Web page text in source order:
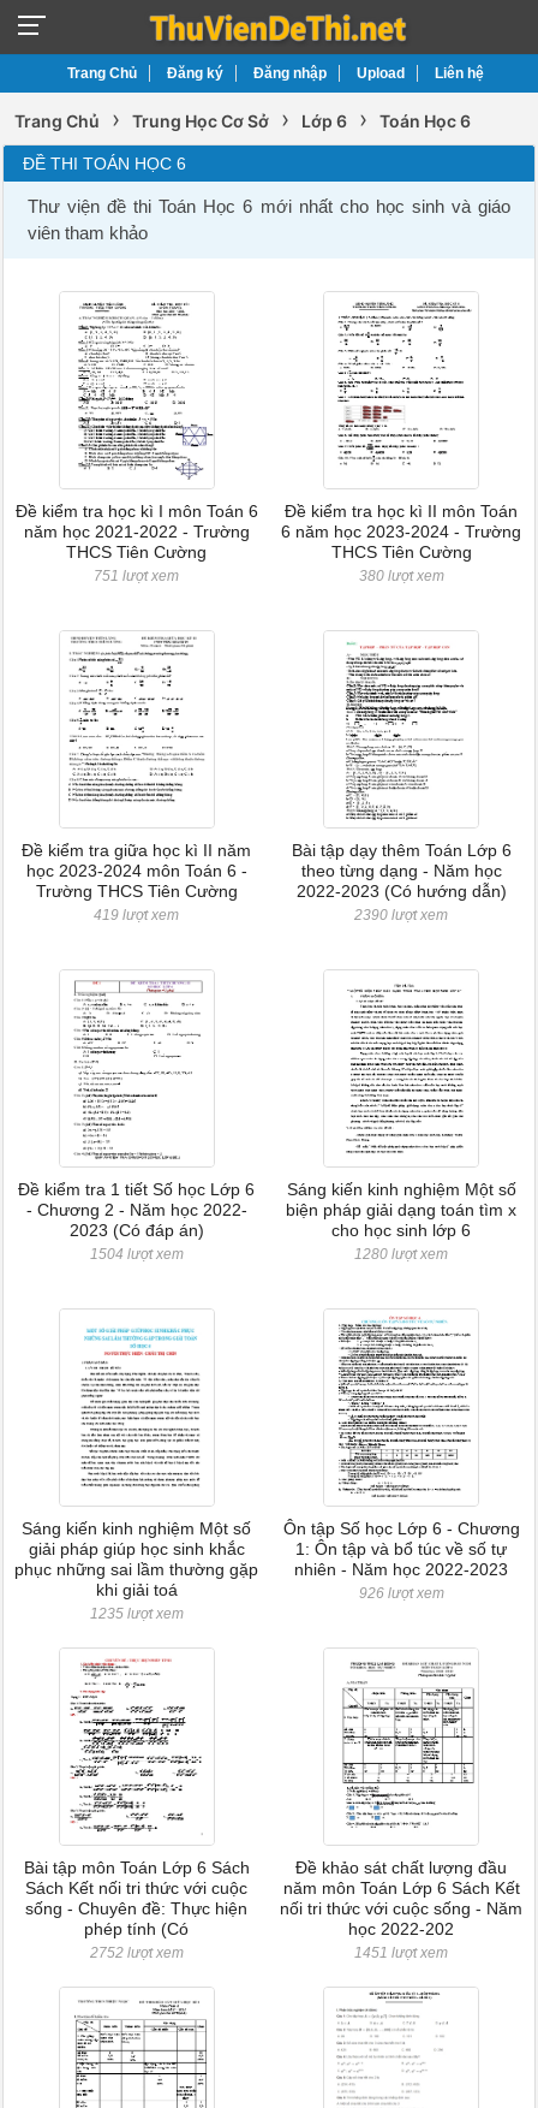
Trang Chủ Đăng ký Đăng nhập Upload Liên hệ
Trang Chủ › Trung Học Cơ Sở › Lớp 6 › Toán Học 6
ĐỀ THI TOÁN HỌC 6
Thư viện đề thi Toán Học 6 mới nhất cho học sinh và giáo
viên tham khảo
Đề kiểm tra học kì I môn Toán 6
năm học 2021-2022 - Trường
THCS Tiên Cường
751 lượt xem
Đề kiểm tra học kì II môn Toán
6 năm học 2023-2024 - Trường
THCS Tiên Cường
380 lượt xem
Đề kiểm tra giữa học kì II năm
học 2023-2024 môn Toán 6 -
Trường THCS Tiên Cường
419 lượt xem
Bài tập dạy thêm Toán Lớp 6
theo từng dạng - Năm học
2022-2023 (Có hướng dẫn)
2390 lượt xem
Đề kiểm tra 1 tiết Số học Lớp 6
- Chương 2 - Năm học 2022-
2023 (Có đáp án)
1504 lượt xem
Sáng kiến kinh nghiệm Một số
biện pháp giải dạng toán tìm x
cho học sinh lớp 6
1280 lượt xem
Sáng kiến kinh nghiệm Một số
giải pháp giúp học sinh khắc
phục những sai lầm thường gặp
khi giải toá
1235 lượt xem
Ôn tập Số học Lớp 6 - Chương
1: Ôn tập và bổ túc về số tự
nhiên - Năm học 2022-2023
926 lượt xem
Bài tập môn Toán Lớp 6 Sách
Sách Kết nối tri thức với cuộc
sống - Chuyên đề: Thực hiện
phép tính (Có
2752 lượt xem
Đề khảo sát chất lượng đầu
năm môn Toán Lớp 6 Sách Kết
nối tri thức với cuộc sống - Năm
học 2022-202
1451 lượt xem